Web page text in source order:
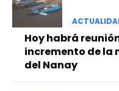
━
Hoy habrá
incremento de la
del Nanay